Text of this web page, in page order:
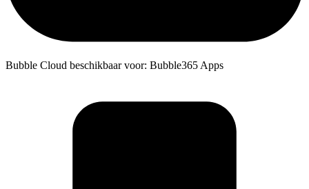
Bubble Cloud beschikbaar voor: Bubble365 Apps